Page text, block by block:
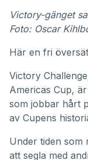
Victory-gänget
Foto: Oscar
Här en fri
Victory
Americas Cup,
som jobbar hårt
av Cupens
Under tiden som
att segla med